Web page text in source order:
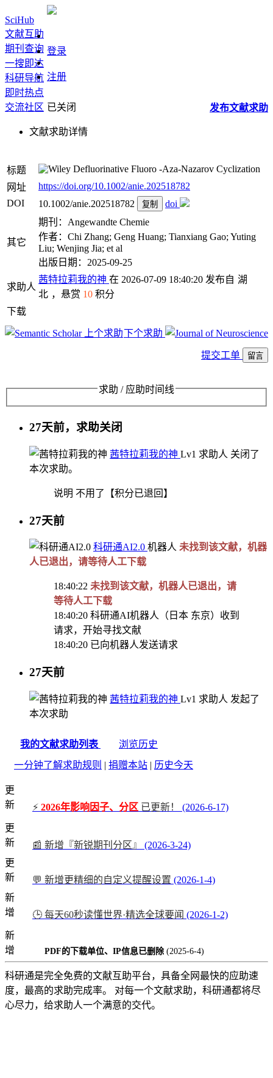
SciHub
文献互助
期刊查询
一搜即达
科研导航
即时热点
交流社区
登录
注册
发布文献求助
已关闭
文献求助详情
标题
Defluorinative Fluoro ‐Aza‐Nazarov Cyclization
网址
https://doi.org/10.1002/anie.202518782
DOI
10.1002/anie.202518782 复制 doi
其它
期刊：Angewandte Chemie
作者：Chi Zhang; Geng Huang; Tianxiang Gao; Yuting
Liu; Wenjing Jia; et al
出版日期：2025-09-25
求助人
茜特拉莉我的神 在 2026-07-09 18:40:20 发布自 湖
北 ，悬赏 10 积分
下载
上个求助下个求助
提交工单 留言
求助 / 应助时间线
27天前，求助关闭
茜特拉莉我的神 Lv1 求助人 关闭了
本次求助。
说明 不用了【积分已退回】
27天前
科研通AI2.0 机器人 未找到该文献，机器
人已退出，请等待人工下载
18:40:22 未找到该文献，机器人已退出，请
等待人工下载
18:40:20 科研通AI机器人（日本 东京）收到
请求，开始寻找文献
18:40:20 已向机器人发送请求
27天前
茜特拉莉我的神 Lv1 求助人 发起了
本次求助
我的文献求助列表
浏览历史
一分钟了解求助规则 | 捐赠本站 | 历史今天
更
新
⚡ 2026年影响因子、分区 已更新！
(2026-6-17)
更
新
📰 新增『新锐期刊分区』
(2026-3-24)
更
新
💬 新增更精细的自定义提醒设置 (2026-1-4)
新
增
🕒 每天60秒读懂世界·精选全球要闻 (2026-1-2)
新
增
PDF的下载单位、IP信息已删除 (2025-6-4)
科研通是完全免费的文献互助平台，具备全网最快的应助速
度，最高的求助完成率。 对每一个文献求助，科研通都将尽
心尽力，给求助人一个满意的交代。